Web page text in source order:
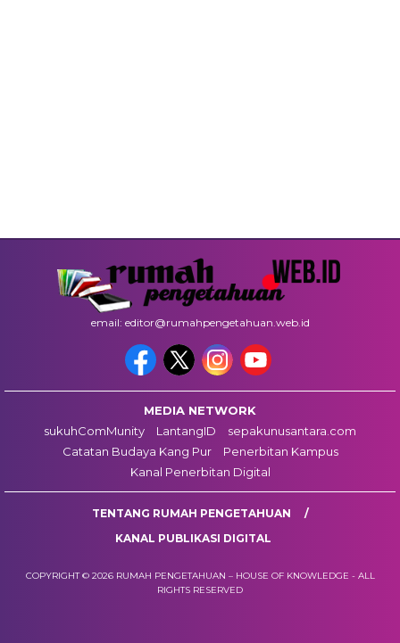
email: editor@rumahpengetahuan.web.id
MEDIA NETWORK
sukuhComMunity
LantangID
sepakunusantara.com
Catatan Budaya Kang Pur
Penerbitan Kampus
Kanal Penerbitan Digital
TENTANG RUMAH PENGETAHUAN
KANAL PUBLIKASI DIGITAL
COPYRIGHT © 2026 RUMAH PENGETAHUAN – HOUSE OF KNOWLEDGE - ALL
RIGHTS RESERVED